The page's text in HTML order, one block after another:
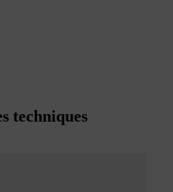
techniques